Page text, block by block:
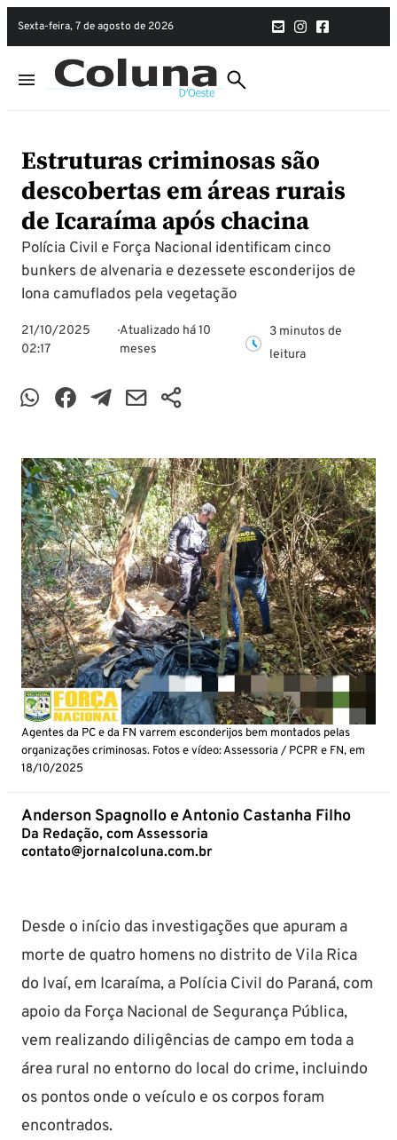
sexta-feira, 7 de agosto de 2026
Estruturas criminosas são
descobertas em áreas rurais
de Icaraíma após chacina
Polícia Civil e Força Nacional identificam cinco
bunkers de alvenaria e dezessete esconderijos de
lona camuflados pela vegetação
21/10/2025
02:17
Atualizado há 10
meses
3 minutos de
leitura
Agentes da PC e da FN varrem esconderijos bem montados pelas
organizações criminosas. Fotos e vídeo: Assessoria / PCPR e FN, em
18/10/2025
Anderson Spagnollo e Antonio Castanha Filho
Da Redação, com Assessoria
contato@jornalcoluna.com.br
Desde o início das investigações que apuram a
morte de quatro homens no distrito de Vila Rica
do Ivaí, em Icaraíma, a Polícia Civil do Paraná, com
apoio da Força Nacional de Segurança Pública,
vem realizando diligências de campo em toda a
área rural no entorno do local do crime, incluindo
os pontos onde o veículo e os corpos foram
encontrados.